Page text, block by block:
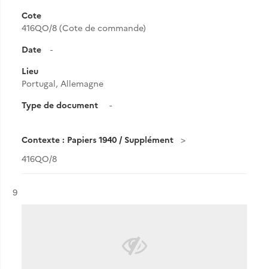
Cote
416QO/8 (Cote de commande)
Date
-
Lieu
Portugal, Allemagne
Type de document
-
Contexte : Papiers 1940 / Supplément
416QO/8
Résultat n°
9